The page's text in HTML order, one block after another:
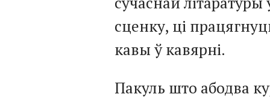
сценку, ці
кавы ў кавярні.
Пакуль што абодва